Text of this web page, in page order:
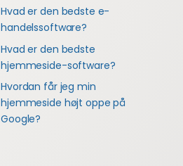
Hvad er den bedste e-
handelssoftware?
Hvad er den bedste
hjemmeside-software?
Hvordan får jeg min
hjemmeside højt oppe på
Google?